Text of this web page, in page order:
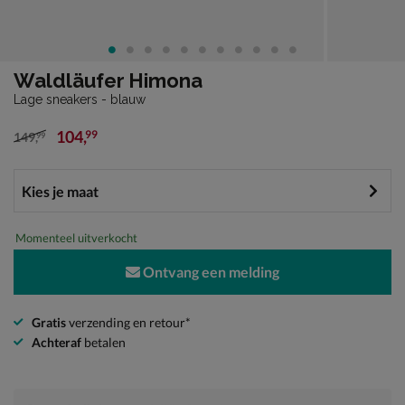
Waldläufer Himona
Lage sneakers - blauw
van € 149,99 voor € 104,99
149,99 104,99
Momenteel uitverkocht
Ontvang een melding
Gratisverzending en retour*
Achteraf betalen